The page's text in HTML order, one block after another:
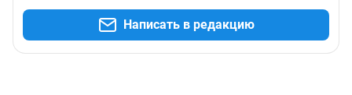
Написать в редакцию